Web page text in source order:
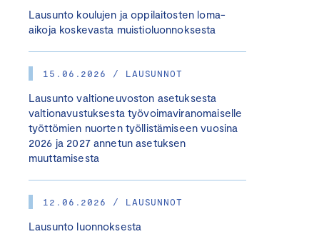
Lausunto koulujen ja oppilaitosten loma-
aikoja koskevasta muistioluonnoksesta
15.06.2026 / LAUSUNNOT
Lausunto valtioneuvoston asetuksesta
valtionavustuksesta työvoimaviranomaiselle
työttömien nuorten työllistämiseen vuosina
2026 ja 2027 annetun asetuksen
muuttamisesta
12.06.2026 / LAUSUNNOT
Lausunto luonnoksesta